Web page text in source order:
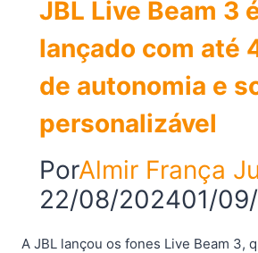
JBL Live Beam 3
lançado com até
de autonomia e
personalizável
PorAlmir França
22/08/202401/
A JBL lançou os fones Live Beam 3,